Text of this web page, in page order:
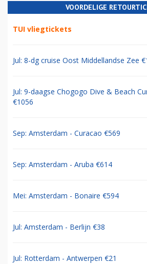
VOORDELIGE
TUI vliegtickets
Jul: 8-dg cruise Oost Middellandse Zee
Jul: 9-daagse Chogogo Dive & Beach
€1056
Sep: Amsterdam - Curacao €569
Sep: Amsterdam - Aruba €614
Mei: Amsterdam - Bonaire €594
Jul: Amsterdam - Berlijn €38
Jul: Rotterdam - Antwerpen €21